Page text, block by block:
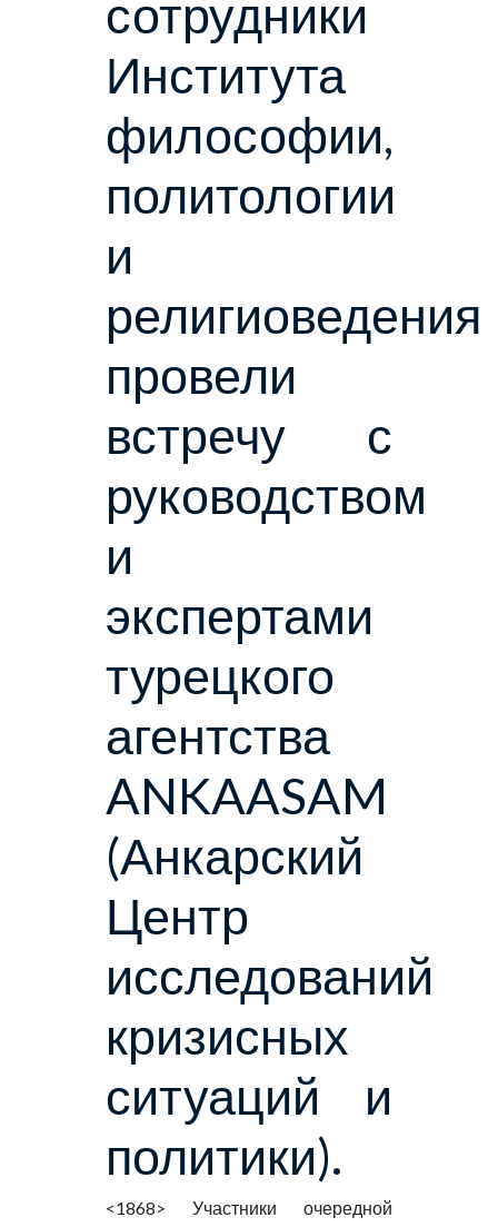
сотрудники
Института
философии,
политологии
и
религиоведения
провели
встречу с
руководством
и
экспертами
турецкого
агентства
ANKAASAM
(Анкарский
Центр
исследований
кризисных
ситуаций и
политики).
<1868> Участники очередной